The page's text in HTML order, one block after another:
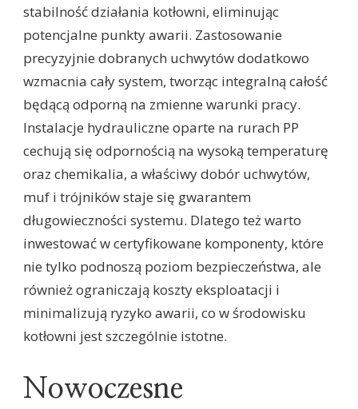
stabilność działania kotłowni, eliminując
potencjalne punkty awarii. Zastosowanie
precyzyjnie dobranych uchwytów dodatkowo
wzmacnia cały system, tworząc integralną całość
będącą odporną na zmienne warunki pracy.
Instalacje hydrauliczne oparte na rurach PP
cechują się odpornością na wysoką temperaturę
oraz chemikalia, a właściwy dobór uchwytów,
muf i trójników staje się gwarantem
długowieczności systemu. Dlatego też warto
inwestować w certyfikowane komponenty, które
nie tylko podnoszą poziom bezpieczeństwa, ale
również ograniczają koszty eksploatacji i
minimalizują ryzyko awarii, co w środowisku
kotłowni jest szczególnie istotne.
Nowoczesne